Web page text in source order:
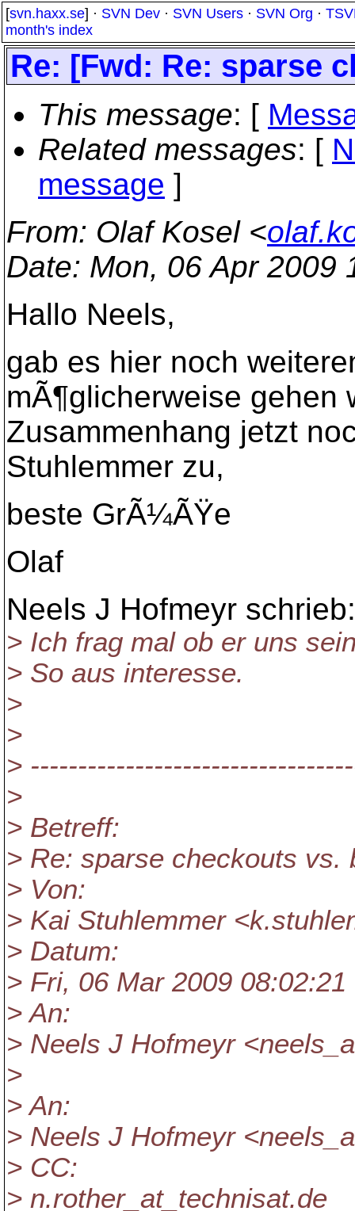
[svn.haxx.se] · SVN Dev · SVN Users · SVN Org ·
month's index
Re: [Fwd: Re: sparse
This message: [
Related messages: [
message ]
From: Olaf Kosel <
Date: Mon, 06 Apr 2009
Hallo Neels,
gab es hier noch
mÃ¶glicherweise gehen
Zusammenhang jetzt
Stuhlemmer zu,
beste GrÃ¼ÃŸe
Olaf
Neels J Hofmeyr schrieb:
> Ich frag mal ob er uns
> So aus interesse.
>
>
>
>
> Betreff:
> Re: sparse checkouts vs.
> Von:
> Kai Stuhlemmer
> Datum:
> Fri, 06 Mar 2009 08:02:21
> An:
> Neels J Hofmeyr
>
> An:
> Neels J Hofmeyr
> CC:
> n.rother_at_technisat.de